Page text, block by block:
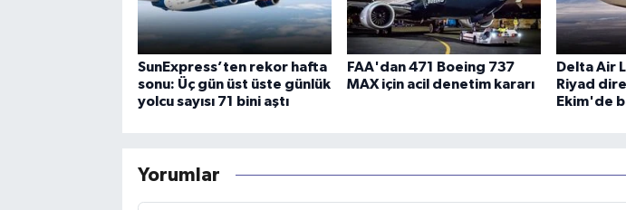
SunExpress’ten rekor hafta
sonu: Üç gün üst üste günlük
yolcu sayısı 71 bini aştı
FAA'dan 471 Boeing 737
MAX için acil denetim kararı
Delta Air
Riyad
Ekim'de
Yorumlar